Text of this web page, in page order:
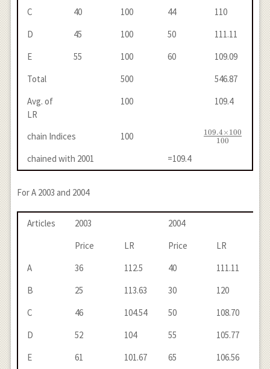
C
40 100 44
110
D
45 100 50
111.11
E
55 100 60
109.09
Total
500
546.87
Avg. of
LR
100 109.4
chain Indices 100
\frac{109.4
100
109.4 × 100
chained with 2001 =109.4
For A 2003 and 2004
Articles 2003
2004
Price
LR Price
LR
A
36 112.5 40
111.11
B
25 113.63 30
120
C
46 104.54 50
108.70
D
52 104 55
105.77
E
61 101.67 65 106.56